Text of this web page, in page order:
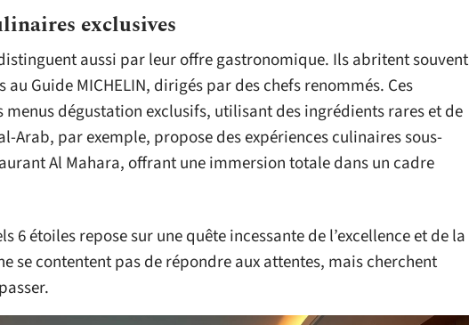
exclusives
aussi par leur offre gastronomique. Ils abritent souvent
Guide MICHELIN, dirigés par des chefs renommés. Ces
dégustation exclusifs, utilisant des ingrédients rares et de
Arab, par exemple, propose des expériences culinaires sous-
Al Mahara, offrant une immersion totale dans un cadre
6 étoiles repose sur une quête incessante de l’excellence et de la
se contentent pas de répondre aux attentes, mais cherchent